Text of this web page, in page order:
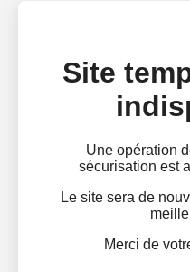
Site
Une opération
sécurisation est
Le site sera de
Merci de